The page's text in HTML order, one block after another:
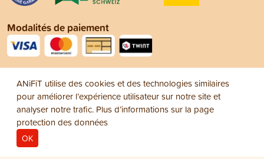
Modalités de paiement
ANiFiT utilise des cookies et des technologies similaires
pour améliorer l’expérience utilisateur sur notre site et
analyser notre trafic. Plus d’informations sur la page
protection des données
OK